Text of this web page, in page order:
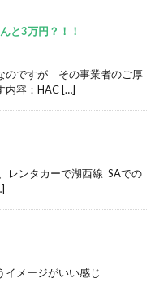
と3万円？！！
のですが その事業者のご厚
内容：HAC […]
レンタカーで湖西線 SAでの
メージがいい感じ